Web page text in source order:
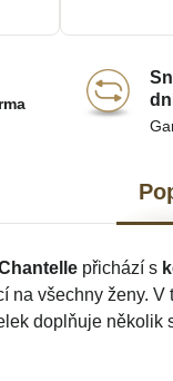
přichází s
na všechny ženy.
doplňuje několik